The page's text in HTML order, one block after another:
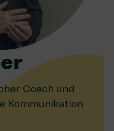
Coach und
Kommunikation